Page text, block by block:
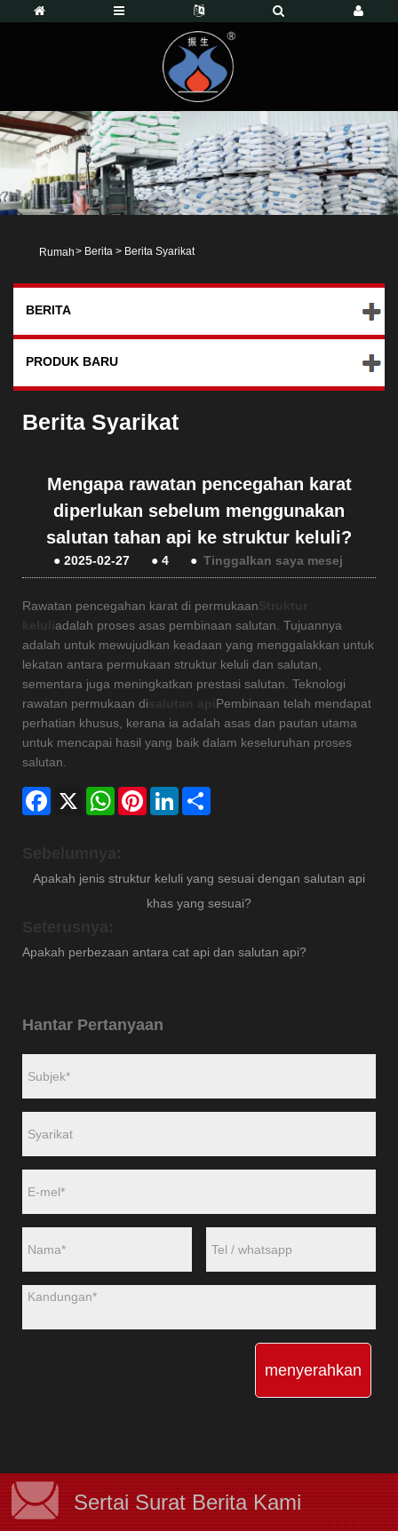
Rumah> Berita > Berita Syarikat
BERITA
PRODUK BARU
Berita Syarikat
Mengapa rawatan pencegahan karat
diperlukan sebelum menggunakan
salutan tahan api ke struktur keluli?
● 2025-02-27 ● 4 ● Tinggalkan saya mesej
Rawatan pencegahan karat di permukaan
adalah proses asas pembinaan salutan. Tujuannya
adalah untuk mewujudkan keadaan yang menggalakkan untuk
lekatan antara permukaan struktur keluli dan salutan,
sementara juga meningkatkan prestasi salutan. Teknologi
rawatan permukaan di
Pembinaan telah mendapat
perhatian khusus, kerana ia adalah asas dan pautan utama
untuk mencapai hasil yang baik dalam keseluruhan proses
salutan.
Facebook
X WhatsAppPinterestLinkedIn
Apakah jenis struktur keluli yang sesuai dengan salutan api
khas yang sesuai?
Apakah perbezaan antara cat api dan salutan api?
Hantar Pertanyaan
menyerahkan
Sertai Surat Berita Kami